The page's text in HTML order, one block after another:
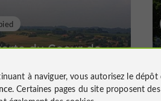
du Coeur de
à naviguer, vous autorisez le
. Certaines pages du site proposent des